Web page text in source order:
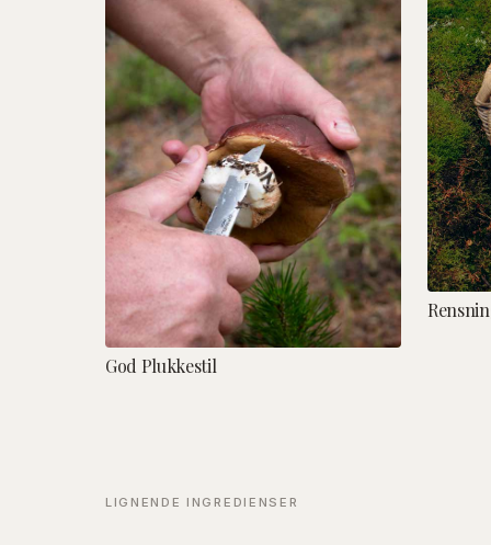
God Plukkestil
LIGNENDE INGREDIENSER